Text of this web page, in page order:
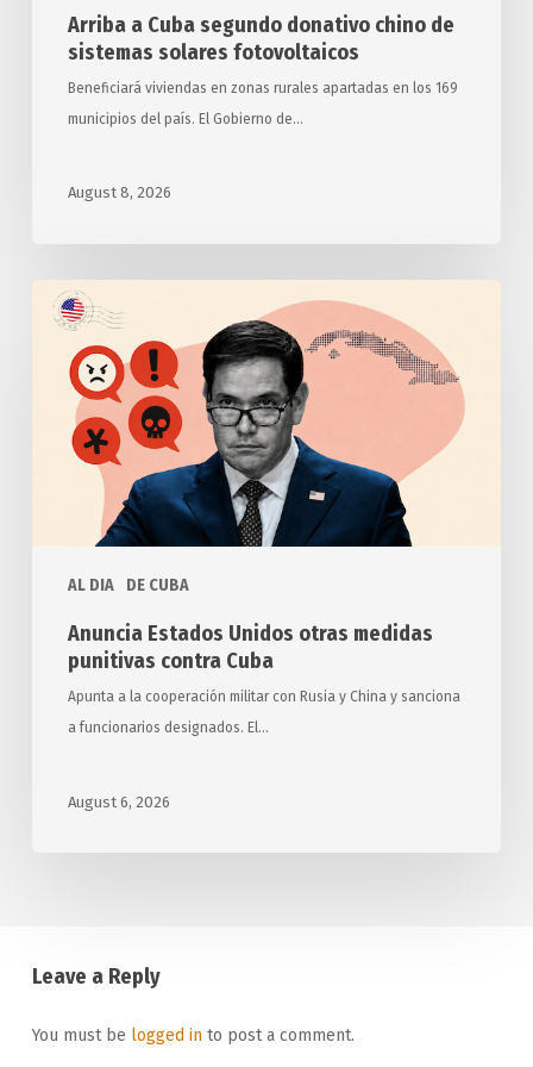
Arriba a Cuba segundo donativo chino de
sistemas solares fotovoltaicos
Beneficiará viviendas en zonas rurales apartadas en los 169
municipios del país. El Gobierno de…
August 8, 2026
AL DIA DE CUBA
Anuncia
Estados
Unidos
medidas
punitivas
Anuncia Estados Unidos otras medidas
punitivas contra Cuba
Apunta a la cooperación militar con Rusia y China y sanciona
a funcionarios designados. El…
August 6, 2026
Leave a Reply
You must be logged into post a comment.